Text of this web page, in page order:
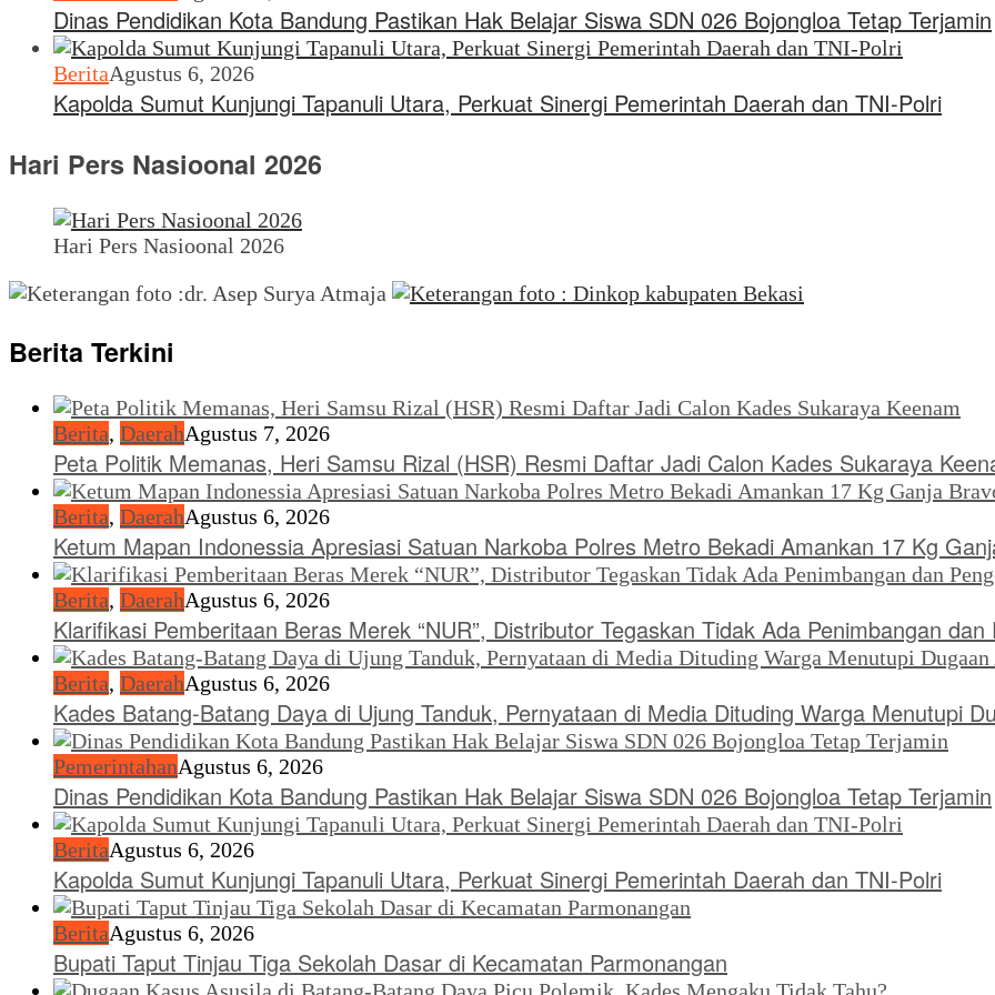
Dinas Pendidikan Kota Bandung Pastikan Hak Belajar Siswa SDN 026 Bojongloa Tetap Terjamin
BeritaAgustus 6, 2026
Kapolda Sumut Kunjungi Tapanuli Utara, Perkuat Sinergi Pemerintah Daerah dan TNI-Polri
Hari Pers Nasioonal 2026
Hari Pers Nasioonal 2026
Berita Terkini
Berita, DaerahAgustus 7, 2026
Peta Politik Memanas, Heri Samsu Rizal (HSR) Resmi Daftar Jadi Calon Kades Sukaraya
Berita, DaerahAgustus 6, 2026
Ketum Mapan Indonessia Apresiasi Satuan Narkoba Polres Metro Bekadi Amankan 17 Kg
Berita, DaerahAgustus 6, 2026
Klarifikasi Pemberitaan Beras Merek “NUR”, Distributor Tegaskan Tidak Ada Penimbangan
Berita, DaerahAgustus 6, 2026
Kades Batang-Batang Daya di Ujung Tanduk, Pernyataan di Media Dituding Warga Menutupi
PemerintahanAgustus 6, 2026
Dinas Pendidikan Kota Bandung Pastikan Hak Belajar Siswa SDN 026 Bojongloa Tetap Terjamin
BeritaAgustus 6, 2026
Kapolda Sumut Kunjungi Tapanuli Utara, Perkuat Sinergi Pemerintah Daerah dan TNI-Polri
BeritaAgustus 6, 2026
Bupati Taput Tinjau Tiga Sekolah Dasar di Kecamatan Parmonangan